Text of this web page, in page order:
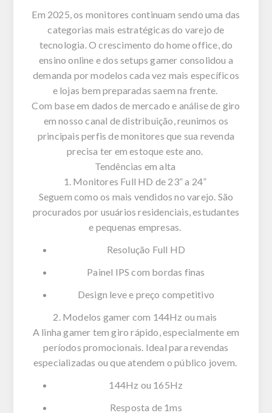
Em 2025, os monitores continuam sendo uma das
categorias mais estratégicas do varejo de
tecnologia. O crescimento do home office, do
ensino online e dos setups gamer consolidou a
demanda por modelos cada vez mais específicos
e lojas bem preparadas saem na frente.
Com base em dados de mercado e análise de giro
em nosso canal de distribuição, reunimos os
principais perfis de monitores que sua revenda
precisa ter em estoque este ano.
Tendências em alta
1. Monitores Full HD de 23” a 24”
Seguem como os mais vendidos no varejo. São
procurados por usuários residenciais, estudantes
e pequenas empresas.
Resolução Full HD
Painel IPS com bordas finas
Design leve e preço competitivo
2. Modelos gamer com 144Hz ou mais
A linha gamer tem giro rápido, especialmente em
períodos promocionais. Ideal para revendas
especializadas ou que atendem o público jovem.
144Hz ou 165Hz
Resposta de 1ms